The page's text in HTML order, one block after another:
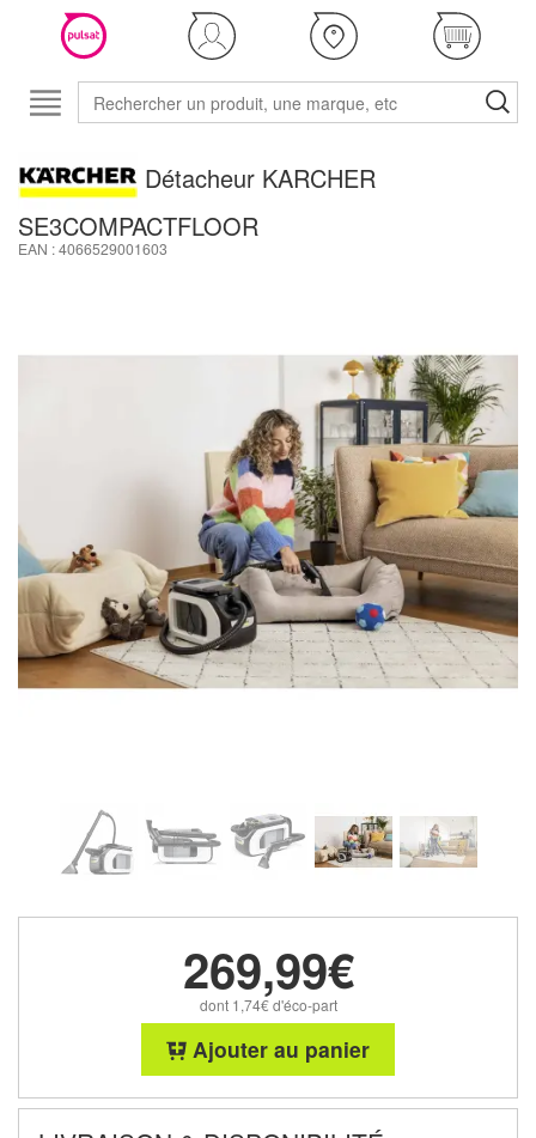
Détacheur KARCHER
SE3COMPACTFLOOR
EAN : 4066529001603
269,99€
dont 1,74€ d'éco-part
Ajouter au panier